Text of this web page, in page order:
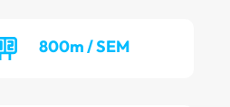
800m / SEM